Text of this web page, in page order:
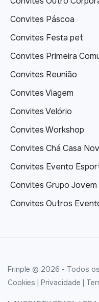
Convites Páscoa
Convites Festa pet
Convites Primeira
Convites Reunião
Convites Viagem
Convites Velório
Convites Workshop
Convites Chá Casa
Convites Evento
Convites Grupo Jovem
Convites Outros
Frinple © 2026 - Todos
Cookies | Privacidade |